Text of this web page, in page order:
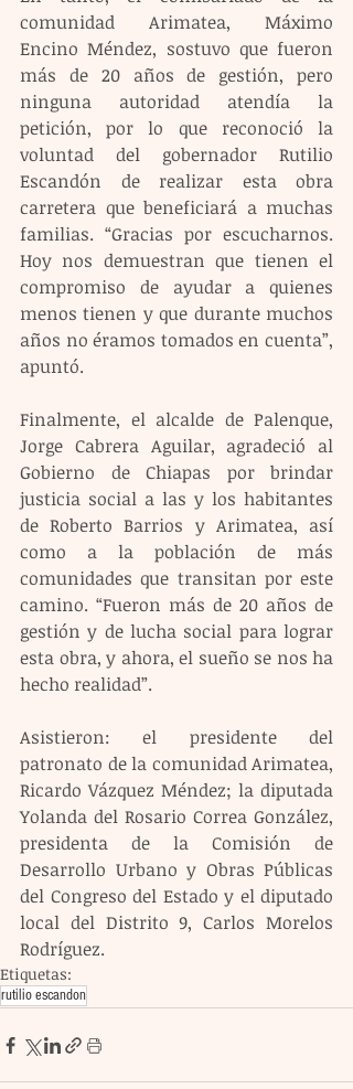
comunidad Arimatea, Máximo
Encino Méndez, sostuvo que fueron
más de 20 años de gestión, pero
ninguna autoridad atendía la
petición, por lo que reconoció la
voluntad del gobernador Rutilio
Escandón de realizar esta obra
carretera que beneficiará a muchas
familias. “Gracias por escucharnos.
Hoy nos demuestran que tienen el
compromiso de ayudar a quienes
menos tienen y que durante muchos
años no éramos tomados en cuenta”,
apuntó.
Finalmente, el alcalde de Palenque,
Jorge Cabrera Aguilar, agradeció al
Gobierno de Chiapas por brindar
justicia social a las y los habitantes
de Roberto Barrios y Arimatea, así
como a la población de más
comunidades que transitan por este
camino. “Fueron más de 20 años de
gestión y de lucha social para lograr
esta obra, y ahora, el sueño se nos ha
hecho realidad”.
Asistieron: el presidente del
patronato de la comunidad Arimatea,
Ricardo Vázquez Méndez; la diputada
Yolanda del Rosario Correa González,
presidenta de la Comisión de
Desarrollo Urbano y Obras Públicas
del Congreso del Estado y el diputado
local del Distrito 9, Carlos Morelos
Rodríguez.
Etiquetas:
rutilio escandon